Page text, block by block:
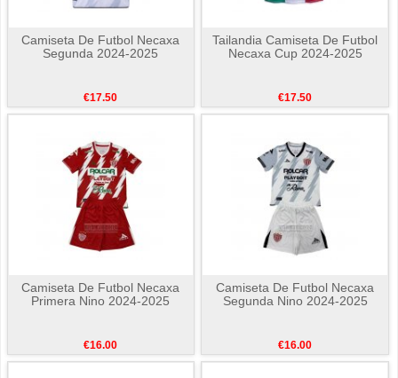
Camiseta De Futbol Necaxa
Segunda 2024-2025
€17.50
Tailandia Camiseta De Futbol
Necaxa Cup 2024-2025
€17.50
Camiseta De Futbol Necaxa
Primera Nino 2024-2025
€16.00
Camiseta De Futbol Necaxa
Segunda Nino 2024-2025
€16.00